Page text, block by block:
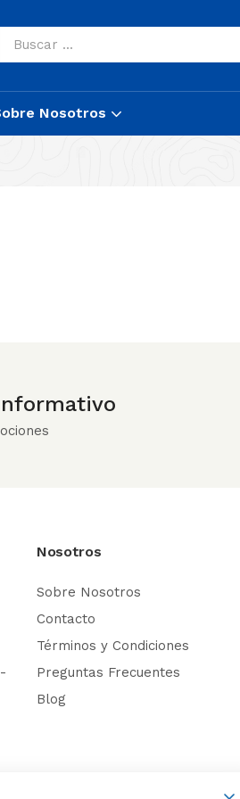
Nosotros
Nosotros
Sobre Nosotros
Contacto
Términos y Condiciones
Preguntas Frecuentes
Blog